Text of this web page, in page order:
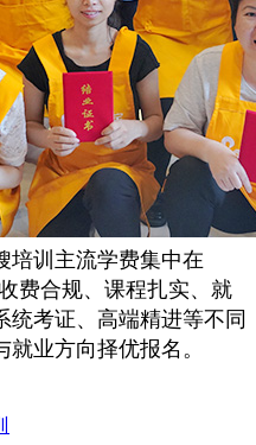
训主流学费集中在
费合规、课程扎实、就
统考证、高端精进等不同
业方向择优报名。